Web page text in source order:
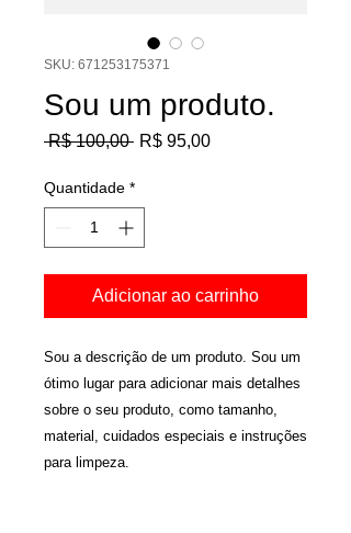
SKU: 671253175371
Sou um produto.
R$ 100,00 Preço
R$ 95,00Preço
Quantidade *
Adicionar ao carrinho
Sou a descrição de um produto. Sou um
ótimo lugar para adicionar mais detalhes
sobre o seu produto, como tamanho,
material, cuidados especiais e instruções
para limpeza.